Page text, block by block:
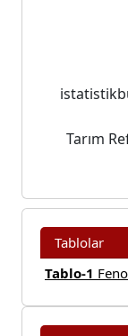
Tarım
Tablolar
Tablo-1